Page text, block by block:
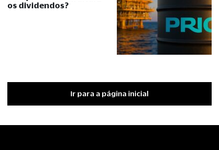
os dividendos?
Ir para a página inicial